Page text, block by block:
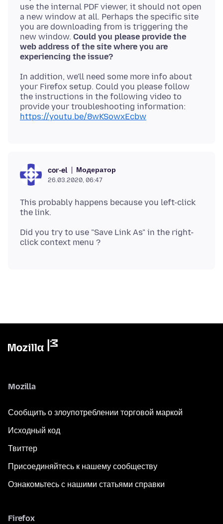
use the internal PDF viewer, it should not open
a new window at all. Perhaps the specific site
you are downloading from is triggering the
new window. Could you please provide the
web address of the site where you are
experiencing the issue?
In addition, we'll need some more info about
your Firefox setup. Could you please follow
the instructions in the following video to
provide your troubleshooting information:
https://youtu.be/8wKSowxEcbw
cor-el Модератор
26.03.2020, 06:47
This probably happens because you left-click
Did you try to use "Save Link As" in the right-
Mozilla
Сообщить о злоупотреблении торговой маркой
Исходный код
Твиттер
Присоединяйтесь к нашему сообществу
Ознакомьтесь с нашими статьями справки
Firefox